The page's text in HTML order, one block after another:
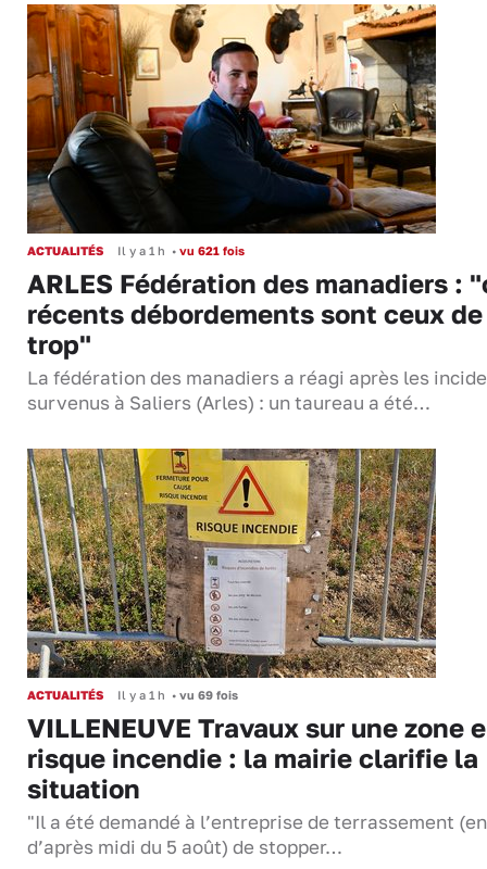
ACTUALITÉS Il y a 1 h • vu 621 fois
ARLES Fédération des manadiers :
récents débordements sont ceux de
trop"
La fédération des manadiers a réagi après les
survenus à Saliers (Arles) : un taureau a été…
ACTUALITÉS Il y a 1 h • vu 69 fois
VILLENEUVE Travaux sur une zone
risque incendie : la mairie clarifie la
situation
"Il a été demandé à l’entreprise de terrassement
d’après midi du 5 août) de stopper…